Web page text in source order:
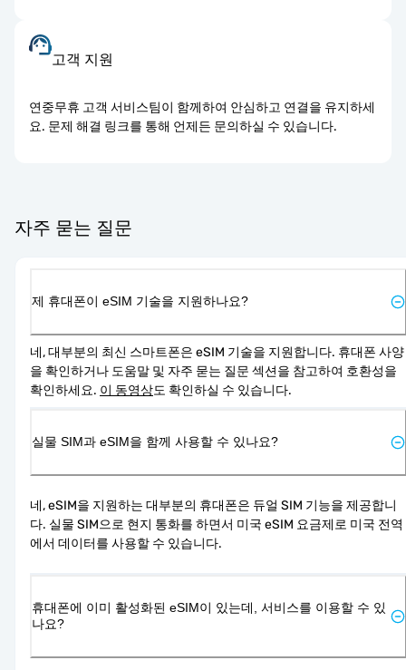
고객 지원
연중무휴 고객 서비스팀이 함께하여 안심하고 연결을 유지하세
요. 문제 해결 링크를 통해 언제든 문의하실 수 있습니다.
자주 묻는 질문
제 휴대폰이 eSIM 기술을 지원하나요?
네, 대부분의 최신 스마트폰은 eSIM 기술을 지원합니다. 휴대폰 사양
을 확인하거나 도움말 및 자주 묻는 질문 섹션을 참고하여 호환성을
확인하세요. 이 동영상도 확인하실 수 있습니다.
실물 SIM과 eSIM을 함께 사용할 수 있나요?
네, eSIM을 지원하는 대부분의 휴대폰은 듀얼 SIM 기능을 제공합니
다. 실물 SIM으로 현지 통화를 하면서 미국 eSIM 요금제로 미국 전역
에서 데이터를 사용할 수 있습니다.
휴대폰에 이미 활성화된 eSIM이 있는데, 서비스를 이용할 수 있
나요?